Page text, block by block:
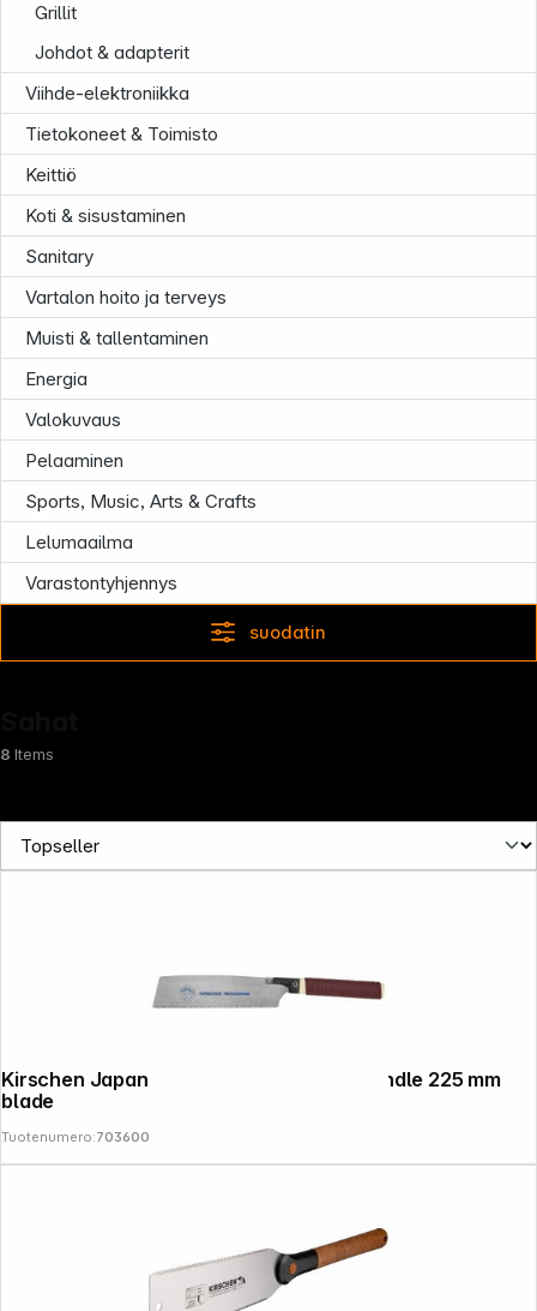
Grillit
Johdot & adapterit
Viihde-elektroniikka
Tietokoneet & Toimisto
Keittiö
Koti & sisustaminen
Sanitary
Vartalon hoito ja terveys
Muisti & tallentaminen
Energia
Valokuvaus
Pelaaminen
Sports, Music, Arts & Crafts
Lelumaailma
Varastontyhjennys
suodatin
8 Items
Kirschen Japanese Saw with straight handle 225 mm
blade
Tuotenumero:703600